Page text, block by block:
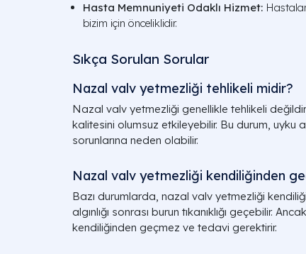
Hasta Memnuniyeti Odaklı Hizmet:
bizim için önceliklidir.
Sıkça Sorulan Sorular
Nazal valv yetmezliği tehlikeli midir?
Nazal valv yetmezliği genellikle tehlikeli
kalitesini olumsuz etkileyebilir. Bu durum, uyku
sorunlarına neden olabilir.
Nazal valv yetmezliği kendiliğinden
Bazı durumlarda, nazal valv yetmezliği
algınlığı sonrası burun tıkanıklığı geçebilir.
kendiliğinden geçmez ve tedavi gerektirir.